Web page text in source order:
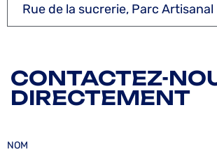
Rue de la sucrerie, Parc Artisanal
CONTACTEZ-
DIRECTEMENT
NOM